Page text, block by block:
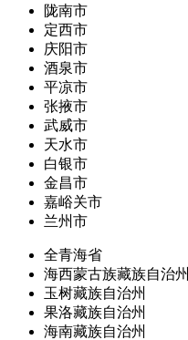
陇南市
定西市
庆阳市
酒泉市
平凉市
张掖市
武威市
天水市
白银市
金昌市
嘉峪关市
兰州市
全青海省
海西蒙古族藏族自治州
玉树藏族自治州
果洛藏族自治州
海南藏族自治州